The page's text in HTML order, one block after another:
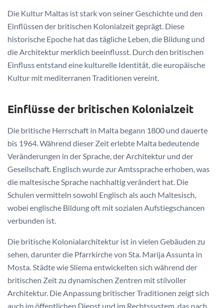
Die Kultur Maltas ist stark von seiner Geschichte und den
Einflüssen der britischen Kolonialzeit geprägt. Diese
historische Epoche hat das tägliche Leben, die Bildung und
die Architektur merklich beeinflusst. Durch den britischen
Einfluss entstand eine kulturelle Identität, die europäische
Kultur mit mediterranen Traditionen vereint.
Einflüsse der britischen Kolonialzeit
Die britische Herrschaft in Malta begann 1800 und dauerte
bis 1964. Während dieser Zeit erlebte Malta bedeutende
Veränderungen in der Sprache, der Architektur und der
Gesellschaft. Englisch wurde zur Amtssprache erhoben, was
die maltesische Sprache nachhaltig verändert hat. Die
Schulen vermitteln sowohl Englisch als auch Maltesisch,
wobei englische Bildung oft mit sozialen Aufstiegschancen
verbunden ist.
Die britische Kolonialarchitektur ist in vielen Gebäuden zu
sehen, darunter die Pfarrkirche von Sta. Marija Assunta in
Mosta. Städte wie Sliema entwickelten sich während der
britischen Zeit zu dynamischen Zentren mit stilvoller
Architektur. Die Anpassung britischer Traditionen zeigt sich
auch im öffentlichen Dienst und im Rechtssystem, das nach